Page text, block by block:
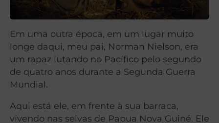
Em uma outra época, em um lugar muito
longe daqui, meu pai, Norman Nielson, era
um rapaz lutando no Pacífico pelo segundo
de quatro anos durante a Segunda Guerra
Mundial.
Aqui está ele, em frente à sua barraca,
vivendo nas selvas de Papua Nova Guiné. Ele